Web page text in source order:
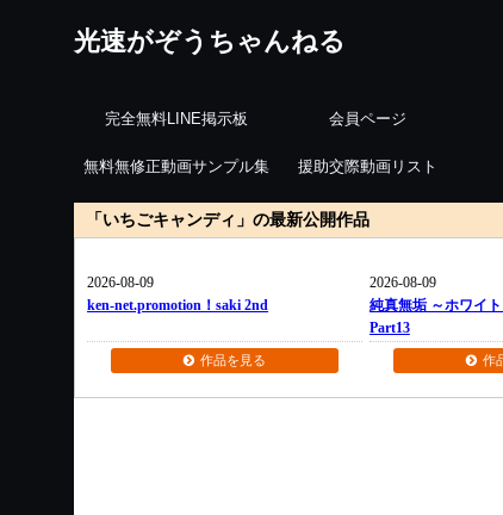
光速がぞうちゃんねる
完全無料LINE掲示板 会員ページ
無料無修正動画サンプル集 援助交際動画リスト